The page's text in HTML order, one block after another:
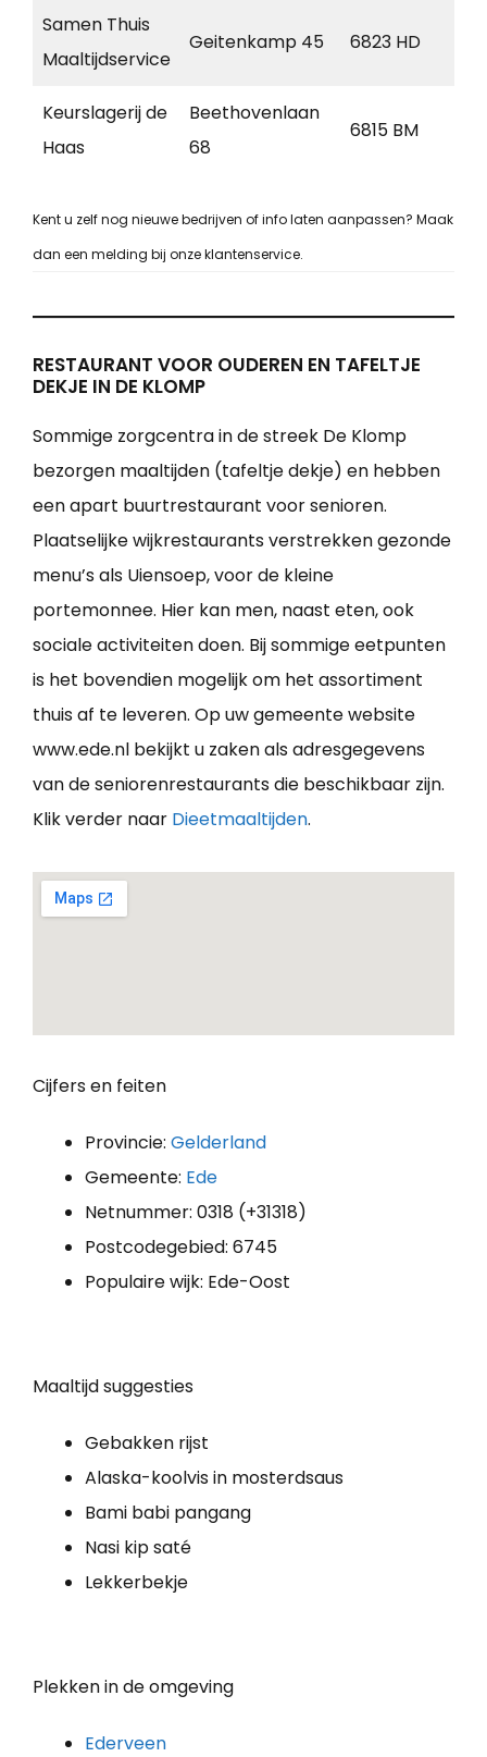
Samen Thuis
Maaltijdservice
Geitenkamp 45 6823 HD
Keurslagerij de
Haas
Beethovenlaan
68
6815 BM
Kent u zelf nog nieuwe bedrijven of info laten aanpassen? Maak
dan een melding bij onze klantenservice.
RESTAURANT VOOR OUDEREN EN TAFELTJE
DEKJE IN DE KLOMP
Sommige zorgcentra in de streek De Klomp
bezorgen maaltijden (tafeltje dekje) en hebben
een apart buurtrestaurant voor senioren.
Plaatselijke wijkrestaurants verstrekken gezonde
menu’s als Uiensoep, voor de kleine
portemonnee. Hier kan men, naast eten, ook
sociale activiteiten doen. Bij sommige eetpunten
is het bovendien mogelijk om het assortiment
thuis af te leveren. Op uw gemeente website
www.ede.nl bekijkt u zaken als adresgegevens
van de seniorenrestaurants die beschikbaar zijn.
Klik verder naar Dieetmaaltijden.
Cijfers en feiten
Provincie: Gelderland
Gemeente: Ede
Netnummer: 0318 (+31318)
Postcodegebied: 6745
Populaire wijk: Ede-Oost
Maaltijd suggesties
Gebakken rijst
Alaska-koolvis in mosterdsaus
Bami babi pangang
Nasi kip saté
Lekkerbekje
Plekken in de omgeving
Ederveen